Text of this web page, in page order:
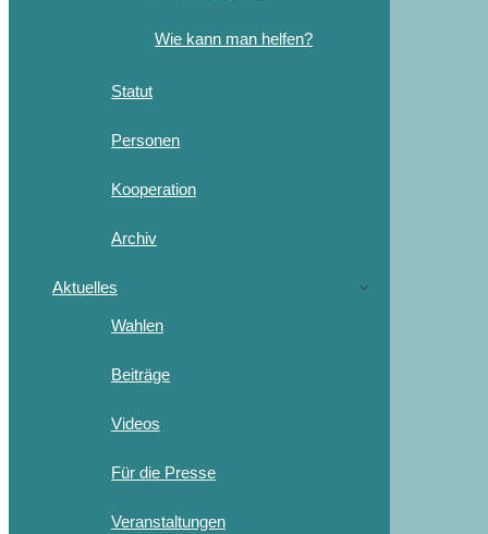
Wie kann man helfen?
Statut
Personen
Kooperation
Archiv
Aktuelles
Wahlen
Beiträge
Videos
Für die Presse
Veranstaltungen